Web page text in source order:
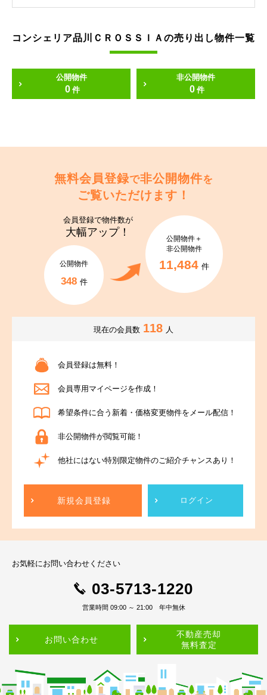
コンシェリア品川ＣＲＯＳＳＩＡの売り出し物件一覧
公開物件
0 件
非公開物件
0 件
無料会員登録で非公開物件を
ご覧いただけます！
会員登録で物件数が
大幅アップ！
公開物件
348 件
公開物件＋
非公開物件
11,484 件
現在の会員数 118 人
会員登録は無料！
会員専用マイページを作成！
希望条件に合う新着・価格変更物件をメール配信！
非公開物件が閲覧可能！
他社にはない特別限定物件のご紹介チャンスあり！
新規会員登録 ログイン
お気軽にお問い合わせください
03-5713-1220
営業時間 09:00 ～ 21:00 年中無休
お問い合わせ
不動産売却
無料査定